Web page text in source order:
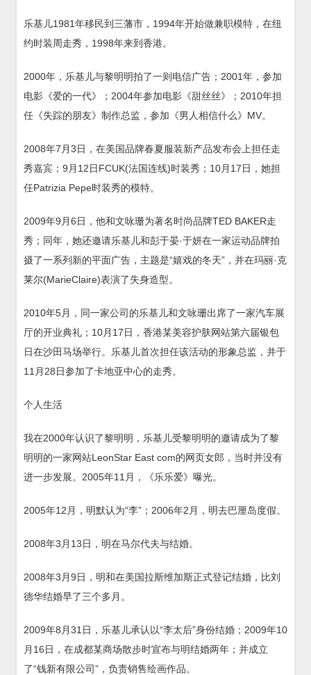
乐基儿1981年移民到三藩市，1994年开始做兼职模特，在纽
约时装周走秀，1998年来到香港。
2000年，乐基儿与黎明明拍了一则电信广告；2001年，参加
电影《爱的一代》；2004年参加电影《甜丝丝》；2010年担
任《失踪的朋友》制作总监，参加《男人相信什么》MV。
2008年7月3日，在美国品牌春夏服装新产品发布会上担任走
秀嘉宾；9月12日FCUK(法国连线)时装秀；10月17日，她担
任Patrizia Pepe时装秀的模特。
2009年9月6日，他和文咏珊为著名时尚品牌TED BAKER走
秀；同年，她还邀请乐基儿和彭于晏·于妍在一家运动品牌拍
摄了一系列新的平面广告，主题是“嬉戏的冬天”，并在玛丽·克
莱尔(MarieClaire)表演了失身造型。
2010年5月，同一家公司的乐基儿和文咏珊出席了一家汽车展
厅的开业典礼；10月17日，香港某美容护肤网站第六届银包
日在沙田马场举行。乐基儿首次担任该活动的形象总监，并于
11月28日参加了卡地亚中心的走秀。
个人生活
我在2000年认识了黎明明，乐基儿受黎明明的邀请成为了黎
明明的一家网站LeonStar East com的网页女郎，当时并没有
进一步发展。2005年11月，《乐乐爱》曝光。
2005年12月，明默认为“李”；2006年2月，明去巴厘岛度假。
2008年3月13日，明在马尔代夫与结婚。
2008年3月9日，明和在美国拉斯维加斯正式登记结婚，比刘
德华结婚早了三个多月。
2009年8月31日，乐基儿承认以“李太后”身份结婚；2009年10
月16日，在成都某商场散步时宣布与明结婚两年；并成立
了“钱新有限公司”，负责销售绘画作品。